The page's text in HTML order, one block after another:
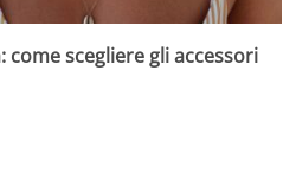
come scegliere gli accessori